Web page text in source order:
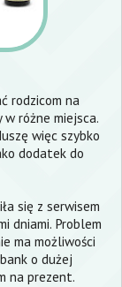
rodzicom na
różne miejsca.
więc szybko
dodatek do
się z serwisem
dniami. Problem
ma możliwości
o dużej
na prezent.